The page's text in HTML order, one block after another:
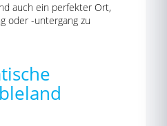
auch ein perfekter Ort,
oder -untergang zu